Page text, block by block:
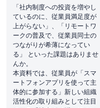
「社内制度への投資を増やし
ているのに、従業員満足度が
上がらない」、「リモートワ
ークの普及で、従業員同士の
つながりが希薄になってい
る」 といった課題はありませ
んか。
本資料では、従業員が「スマ
ートフォンアプリを使って主
体的に参加する」新しい組織
活性化の取り組みとして注目